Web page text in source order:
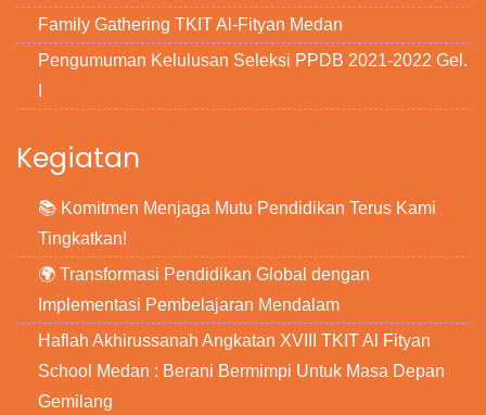
Family Gathering TKIT Al-Fityan Medan
Pengumuman Kelulusan Seleksi PPDB 2021-2022 Gel.
Kegiatan
📚 Komitmen Menjaga Mutu Pendidikan Terus Kami
Tingkatkan!
🌍 Transformasi Pendidikan Global dengan
Implementasi Pembelajaran Mendalam
Haflah Akhirussanah Angkatan XVIII TKIT Al Fityan
School Medan : Berani Bermimpi Untuk Masa Depan
Gemilang